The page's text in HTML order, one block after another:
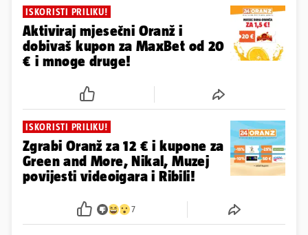
ISKORISTI PRILIKU!
Aktiviraj mjesečni Oranž i
dobivaš kupon za MaxBet od 20
€ i mnoge druge!
ISKORISTI PRILIKU!
Zgrabi Oranž za 12 € i kupone za
Green and More, Nikal, Muzej
povijesti videoigara i Ribili!
7